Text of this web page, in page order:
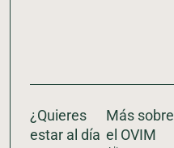
¿Quieres
estar al día
Más sobre
el OVIM